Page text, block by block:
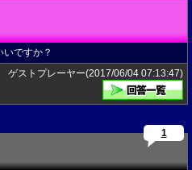
ですか？
ゲストプレーヤー(2017/06/04 07:13:47)
1